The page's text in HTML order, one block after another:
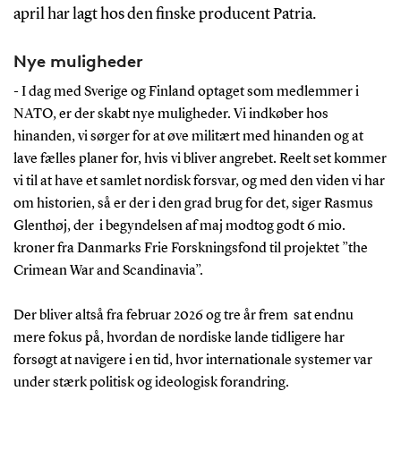
april har lagt hos den finske producent Patria.
Nye muligheder
- I dag med Sverige og Finland optaget som medlemmer i
NATO, er der skabt nye muligheder. Vi indkøber hos
hinanden, vi sørger for at øve militært med hinanden og at
lave fælles planer for, hvis vi bliver angrebet. Reelt set kommer
vi til at have et samlet nordisk forsvar, og med den viden vi har
om historien, så er der i den grad brug for det, siger Rasmus
Glenthøj, der i begyndelsen af maj modtog godt 6 mio.
kroner fra Danmarks Frie Forskningsfond til projektet ”the
Crimean War and Scandinavia”.
Der bliver altså fra februar 2026 og tre år frem sat endnu
mere fokus på, hvordan de nordiske lande tidligere har
forsøgt at navigere i en tid, hvor internationale systemer var
under stærk politisk og ideologisk forandring.